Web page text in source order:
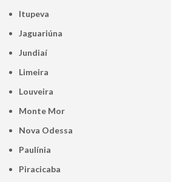
Itupeva
Jaguariúna
Jundiaí
Limeira
Louveira
Monte Mor
Nova Odessa
Paulínia
Piracicaba